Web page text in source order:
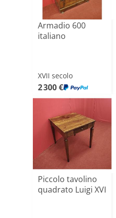
Armadio 600
italiano
XVII secolo
2 300 €
Piccolo tavolino
quadrato Luigi XVI